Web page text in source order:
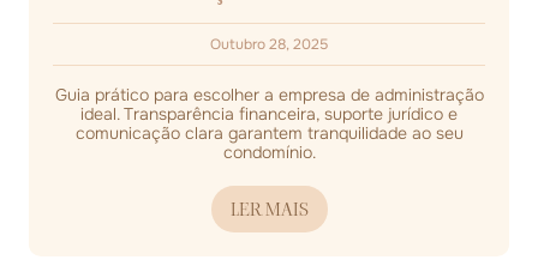
Outubro 28, 2025
Guia prático para escolher a empresa de administração
ideal. Transparência financeira, suporte jurídico e
comunicação clara garantem tranquilidade ao seu
condomínio.
LER MAIS